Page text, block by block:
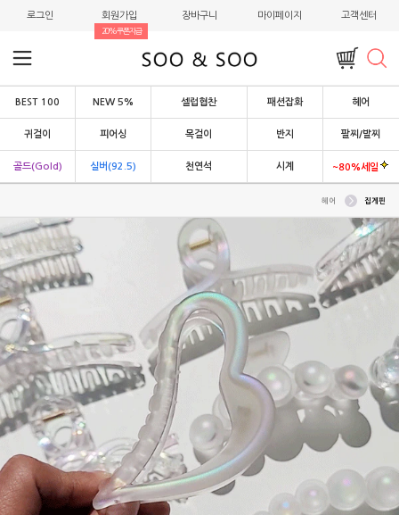
로그인 회원가입
20%쿠폰지급
장바구니 마이페이지 고객센터
BEST 100 NEW 5% 셀럽협찬 패션잡화 헤어
귀걸이 피어싱 목걸이 반지 팔찌/발찌
골드(Gold) 실버(92.5) 천연석 시계 ~80%세일
헤어 집게핀